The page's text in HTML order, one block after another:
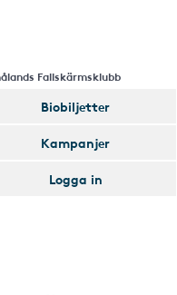
Fallskärmsklubb
Biobiljetter
Kampanjer
Logga in